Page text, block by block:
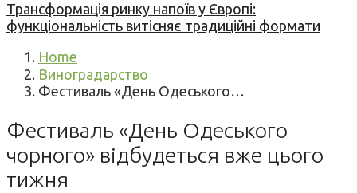
Трансформація ринку напоїв у Європі:
функціональність витісняє традиційні формати
Home
Виноградарство
Фестиваль «День Одеського…
Фестиваль «День Одеського
чорного» відбудеться вже цього
тижня